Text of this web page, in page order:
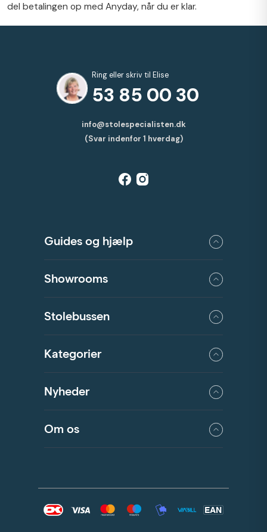
del betalingen op med Anyday, når du er klar.
Ring eller skriv til Elise
53 85 00 30
info@stolespecialisten.dk
(Svar indenfor 1 hverdag)
Guides og hjælp
Showrooms
Stolebussen
Kategorier
Om os
Nyheder